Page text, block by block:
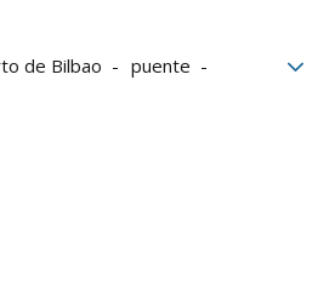
de Bilbao
puente